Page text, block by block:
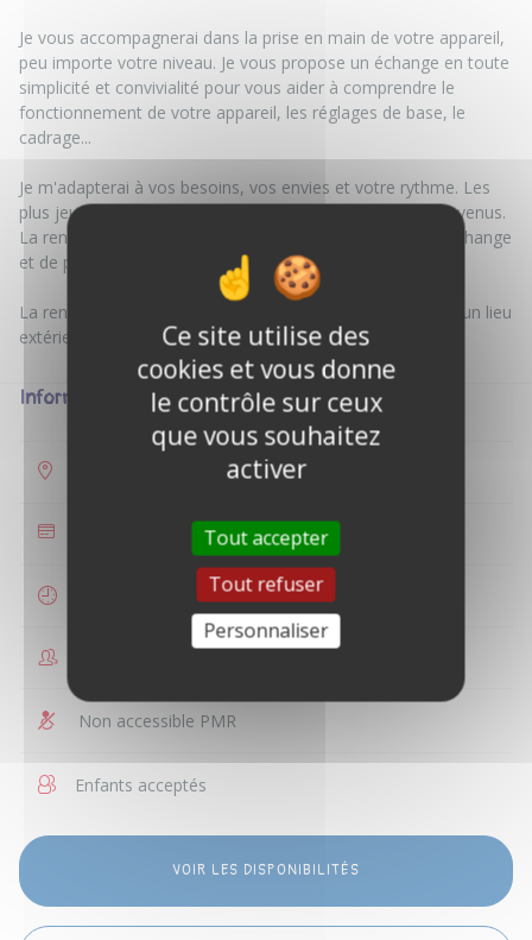
Je vous accompagnerai dans la prise en main de votre appareil,
peu importe votre niveau. Je vous propose un échange en toute
simplicité et convivialité pour vous aider à comprendre le
fonctionnement de votre appareil, les réglages de base, le
cadrage...
Je m'adapterai à vos besoins, vos envies et votre rythme. Les
plus jeunes curieux et intéressés sont également les bienvenus.
La rencontre peut également être un simple moment d'échange
et de partage autour de la pratique, bien sûr :)
La rencontre pourra s'organiser à votre domicile ou dans un lieu
Informations
Non accessible PMR
Enfants acceptés
VOIR LES DISPONIBILITÉS
Ce site utilise des
cookies et vous donne
le contrôle sur ceux
que vous souhaitez
activer
Tout accepter
Tout refuser
Personnaliser